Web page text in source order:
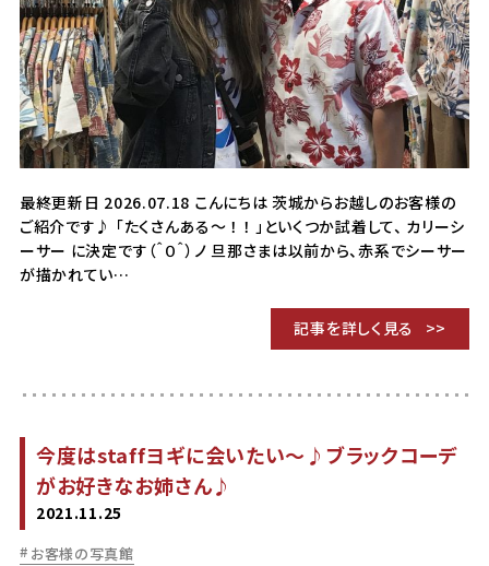
最終更新日 2026.07.18 こんにちは 茨城からお越しのお客様の
ご紹介です♪ 「たくさんある～ ！ ！ 」といくつか試着して、 カリーシ
ーサー に決定です（＾０＾）ノ 旦那さまは以前から、赤系でシーサー
が描かれてい…
記事を詳しく見る
今度はstaffヨギに会いたい～♪ブラックコーデ
がお好きなお姉さん♪
2021.11.25
お客様の写真館